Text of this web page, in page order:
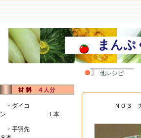
まん
他レシピ
・ダイコ
ン １本
・手羽先
ＮＯ３